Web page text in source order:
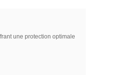
une protection optimale